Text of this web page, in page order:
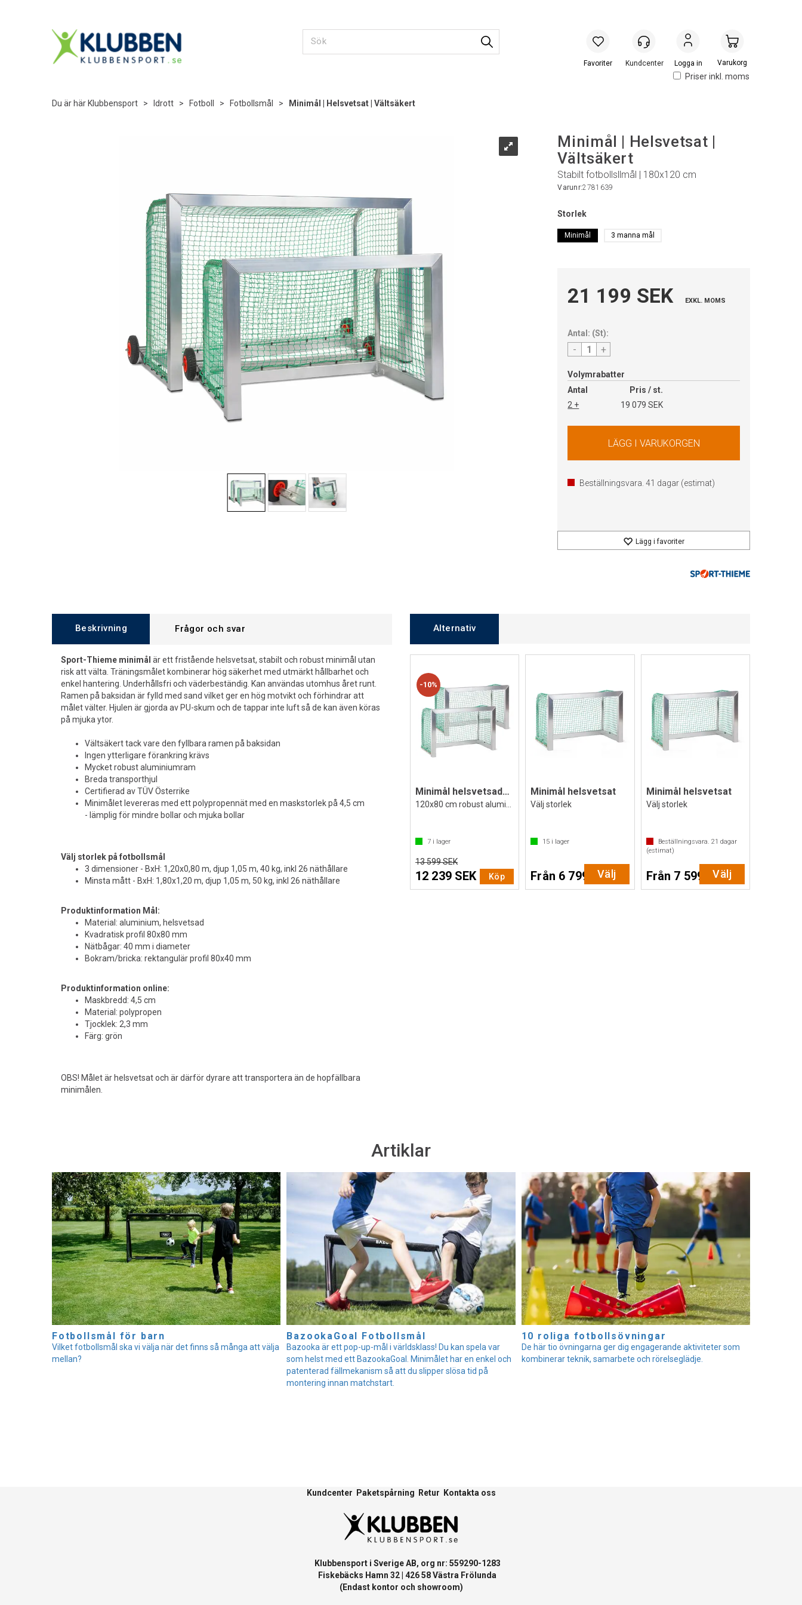
Priser inkl. moms
Logga in Handlevogn
Du är här Klubbensport > Idrott > Fotboll > Fotbollsmål > Minimål | Helsvetsat | Vältsäkert
Minimål | Helsvetsat |
Vältsäkert
Stabilt fotbollsllmål | 180x120 cm
Varunr:2781639
Storlek
Minimål 3 manna mål
21 199 SEK EXKL. MOMS
Antal: (St):
- +
Volymrabatter
Antal
Pris / st.
2 +
19 079 SEK
Beställningsvara.41 dagar (estimat)
Lägg i favoriter
Beskrivning Frågor och svar
Sport-Thieme minimål är ett fristående helsvetsat, stabilt och robust minimål utan
risk att välta. Träningsmålet kombinerar hög säkerhet med utmärkt hållbarhet och
enkel hantering. Underhållsfri och väderbeständig. Kan användas utomhus året runt.
Ramen på baksidan är fylld med sand vilket ger en hög motvikt och förhindrar att
målet välter. Hjulen är gjorda av PU-skum och de tappar inte luft så de kan även köras
på mjuka ytor.
Vältsäkert tack vare den fyllbara ramen på baksidan
Ingen ytterligare förankring krävs
Mycket robust aluminiumram
Breda transporthjul
Certifierad av TÜV Österrike
Minimålet levereras med ett polypropennät med en maskstorlek på 4,5 cm
- lämplig för mindre bollar och mjuka bollar
Välj storlek på fotbollsmål
3 dimensioner - BxH: 1,20x0,80 m, djup 1,05 m, 40 kg, inkl 26 näthållare
Minsta mått - BxH: 1,80x1,20 m, djup 1,05 m, 50 kg, inkl 26 näthållare
Produktinformation Mål:
Material: aluminium, helsvetsad
Kvadratisk profil 80x80 mm
Nätbågar: 40 mm i diameter
Bokram/bricka: rektangulär profil 80x40 mm
Produktinformation online:
Maskbredd: 4,5 cm
Material: polypropen
Tjocklek: 2,3 mm
Färg: grön
OBS! Målet är helsvetsat och är därför dyrare att transportera än de hopfällbara
minimålen.
Alternativ
10%
Minimål helsvetsade 2 st.
7 i lager
13 599 SEK
12 239 SEK Köp
Minimål helsvetsat
Välj storlek
15 i lager
Från 6 799 SEK
Välj
Minimål helsvetsat
Välj storlek
Beställningsvara. 21 dagar
(estimat)
Från 7 599 SEK
Välj
Artiklar
Fotbollsmål för barn
Vilket fotbollsmål ska vi välja när det finns så många att välja
mellan?
BazookaGoal Fotbollsmål
Bazooka är ett pop-up-mål i världsklass! Du kan spela var
som helst med ett BazookaGoal. Minimålet har en enkel och
patenterad fällmekanism så att du slipper slösa tid på
montering innan matchstart.
10 roliga fotbollsövningar
De här tio övningarna ger dig engagerande aktiviteter som
kombinerar teknik, samarbete och rörelseglädje.
Kundcenter Paketspårning Retur Kontakta oss
Klubbensport i Sverige AB, org nr: 559290-1283
Fiskebäcks Hamn 32 | 426 58 Västra Frölunda
(Endast kontor och showroom)